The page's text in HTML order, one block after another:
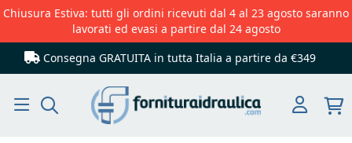
Chiusura Estiva: tutti gli ordini ricevuti dal 4 al 23 agosto saranno
lavorati ed evasi a partire dal 24 agosto
Consegna GRATUITA in tutta Italia a partire da €349